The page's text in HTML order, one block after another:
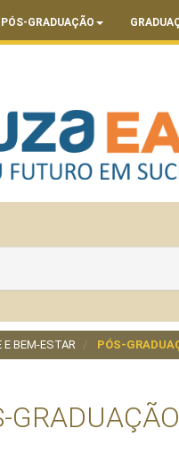
PÓS-GRADUAÇÃO
E BEM-ESTAR PÓS-